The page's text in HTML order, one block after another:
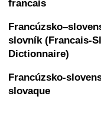
francais
slovník (Francais-
Dictionnaire)
Francúzsko-
slovaque